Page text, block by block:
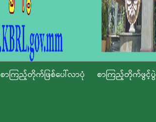
စာကြည့်တိုက်ဖြစ်ပေါ်လာပုံ စာကြည့်တိုက်ဖွင့်ပွဲ